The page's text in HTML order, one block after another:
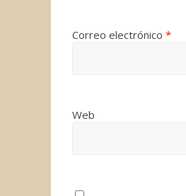
Correo electrónico *
Web